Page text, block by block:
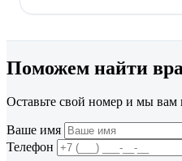
Поможем найти
Оставьте свой номер и мы вам
Ваше имя
Телефон